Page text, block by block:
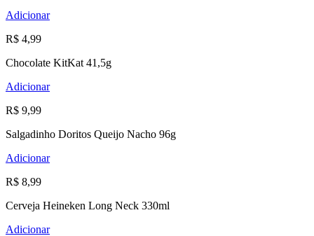
Adicionar
R$ 4,99
Chocolate KitKat 41,5g
Adicionar
R$ 9,99
Salgadinho Doritos Queijo Nacho 96g
Adicionar
R$ 8,99
Cerveja Heineken Long Neck 330ml
Adicionar